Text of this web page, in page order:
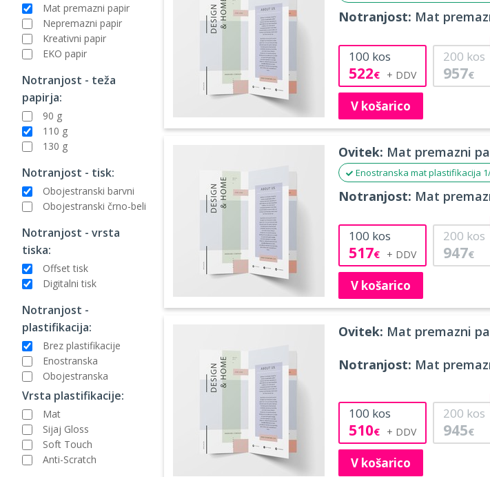
Mat premazni papir
Nepremazni papir
Kreativni papir
EKO papir
Notranjost - teža
papirja:
90 g
110 g
130 g
Notranjost - tisk:
Obojestranski barvni
Obojestranski črno-beli
Notranjost - vrsta
tiska:
Offset tisk
Digitalni tisk
Notranjost -
plastifikacija:
Brez plastifikacije
Enostranska
Obojestranska
Vrsta plastifikacije:
Mat
Sijaj Gloss
Soft Touch
Anti-Scratch
Notranjost: Mat
100 kos
522€
200 kos
957€
V košarico
Ovitek: Mat premazni
Enostranska mat plastifikacija
Notranjost: Mat
100 kos
517€
200 kos
947€
V košarico
Ovitek: Mat premazni
Notranjost: Mat
100 kos
510€
200 kos
945€
V košarico